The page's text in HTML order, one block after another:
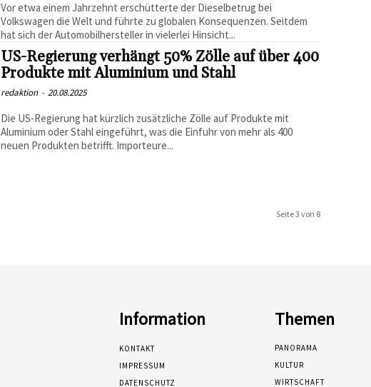
Vor etwa einem Jahrzehnt erschütterte der Dieselbetrug bei
Volkswagen die Welt und führte zu globalen Konsequenzen. Seitdem
hat sich der Automobilhersteller in vielerlei Hinsicht...
US-Regierung verhängt 50% Zölle auf über 400
Produkte mit Aluminium und Stahl
redaktion - 20.08.2025
Die US-Regierung hat kürzlich zusätzliche Zölle auf Produkte mit
Aluminium oder Stahl eingeführt, was die Einfuhr von mehr als 400
neuen Produkten betrifft. Importeure...
Seite 3 von 8
Information
KONTAKT
IMPRESSUM
DATENSCHUTZ
Themen
PANORAMA
KULTUR
WIRTSCHAFT